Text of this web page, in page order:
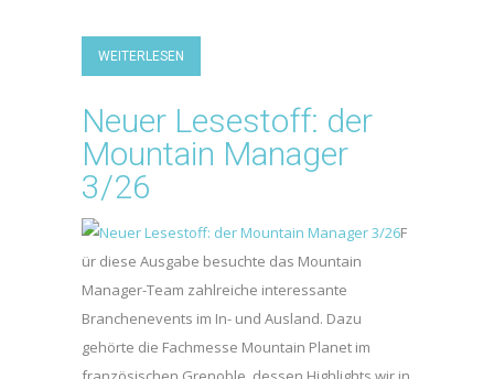
WEITERLESEN
Neuer Lesestoff: der
Mountain Manager
3/26
F
ür diese Ausgabe besuchte das Mountain
Manager-Team zahlreiche interessante
Branchenevents im In- und Ausland. Dazu
gehörte die Fachmesse Mountain Planet im